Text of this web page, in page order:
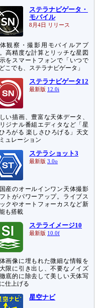
ステラナビゲータ・
モバイル
8月4日 リリース
観察・撮影用モバイルアプ
高精度な計算とリッチな星図
をスマートフォンで「いつで
こでも、ステラナビゲータ」
ステラナビゲータ12
最新版 12.0i
い描画、豊富な天体データ、
ジナル番組エディタなど「星
ろがる 楽しさひろげる」天文
ュレーション
ステラショット3
最新版 3.0o
産のオールインワン天体撮影
トがパワーアップ。ライブス
クやオートフォーカスなど新
も搭載
ステライメージ10
最新版 10.0f
画像に埋もれた微細な情報を
限に引き出し、不要なノイズ
底的に除去して美しい天体写
仕上げる
星空ナビ